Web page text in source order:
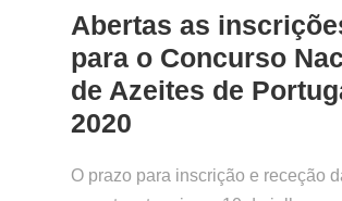
Abertas as
para o Concurso
de Azeites de
2020
O prazo para inscrição e receção